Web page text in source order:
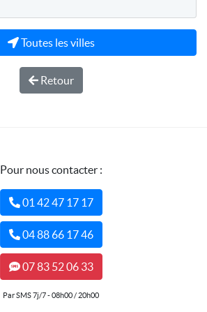
Toutes les villes
Retour
Pour nous contacter :
01 42 47 17 17
04 88 66 17 46
07 83 52 06 33
Par SMS 7j/7 - 08h00 / 20h00